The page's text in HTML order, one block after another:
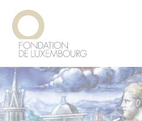
Aller
contenu
principal
Panneau de gestion des cookies